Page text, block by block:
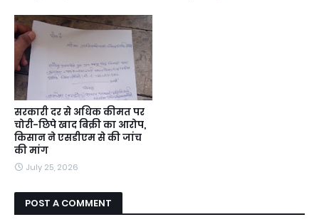
सरकारी दर से अधिक कीमत पर
चोरी-छिपे खाद बिक्री का आरोप,
किसान ने एसडीएम से की जांच
की मांग
July 25, 2026
POST A COMMENT